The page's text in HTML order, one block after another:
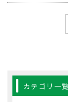
カテゴリ一覧